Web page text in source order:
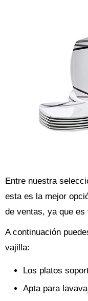
Entre nuestra
esta es la mejor
de ventas, ya que es
A continuación
vajilla:
Los platos
Apta para